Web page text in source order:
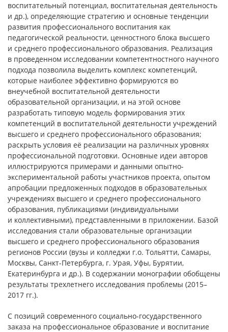
воспитательный потенциал, воспитательная деятельность
и др.), определяющие стратегию и основные тенденции
развития профессионального воспитания как
педагогической реальности, ценностного блока высшего
и среднего профессионального образования. Реализация
в проведенном исследовании компетентностного научного
подхода позволила выделить комплекс компетенций,
которые наиболее эффективно формируются во
внеучебной воспитательной деятельности
образовательной организации, и на этой основе
разработать типовую модель формирования этих
компетенций в воспитательной деятельности учреждений
высшего и среднего профессионального образования;
раскрыть условия её реализации на различных уровнях
профессиональной подготовки. Основные идеи авторов
иллюстрируются примерами и данными опытно-
экспериментальной работы участников проекта, опытом
апробации предложенных подходов в образовательных
учреждениях высшего и среднего профессионального
образования, публикациями (индивидуальными
и коллективными), представленными в приложении. Базой
исследования стали образовательные организации
высшего и среднего профессионального образования
регионов России (вузы и колледжи г.о. Тольятти, Самары,
Москвы, Санкт-Петербурга, г. Урая, Уфы, Бурятии,
Екатеринбурга и др.). В содержании монографии обобщены
результаты трехлетнего исследования проблемы (2015–
2017 гг.).
С позиций современного социально-государственного
заказа на профессиональное образование и воспитание